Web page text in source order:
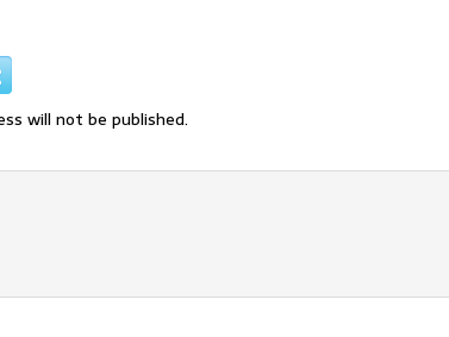
will not be published.